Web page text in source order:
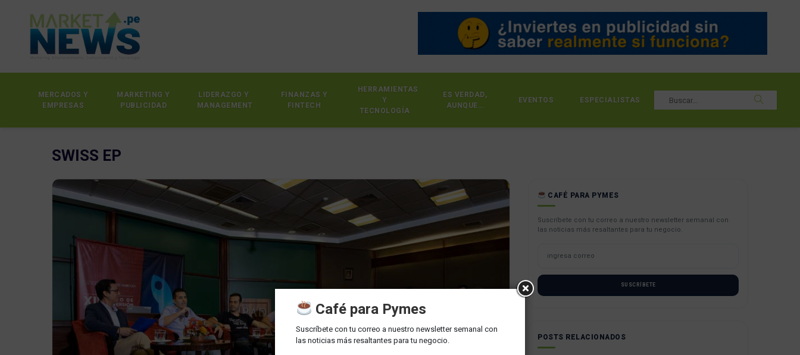
MERCADOS Y
EMPRESAS
MARKETING Y
PUBLICIDAD
LIDERAZGO Y
MANAGEMENT
FINANZAS Y
FINTECH
HERRAMIENTAS
Y
TECNOLOGÍA
ES VERDAD,
AUNQUE…
EVENTOS ESPECIALISTAS
SWISS EP
CAFÉ PARA PYMES
Suscríbete con tu correo a nuestro newsletter semanal con
las noticias más resaltantes para tu negocio.
SUSCRÍBETE
POSTS RELACIONADOS
Café para Pymes
Suscríbete con tu correo a nuestro newsletter semanal con
las noticias más resaltantes para tu negocio.